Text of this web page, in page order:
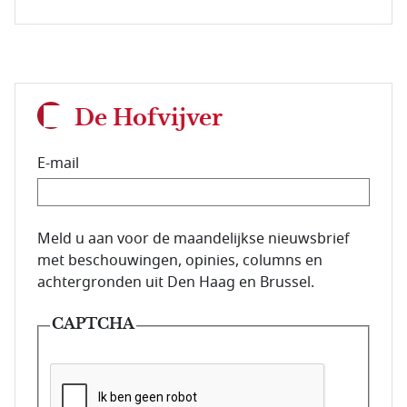
De Hofvijver
E-mail
E-mailadres van de abonnee.
Meld u aan voor de maandelijkse nieuwsbrief
met beschouwingen, opinies, columns en
achtergronden uit Den Haag en Brussel.
CAPTCHA